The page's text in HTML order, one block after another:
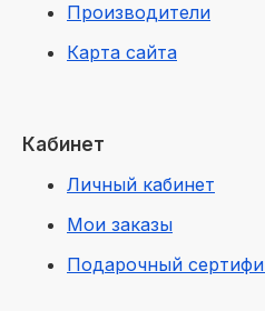
Производители
Карта сайта
Кабинет
Личный кабинет
Мои заказы
Подарочный